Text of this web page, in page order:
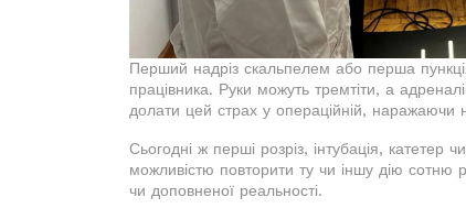
Перший надріз скальпелем або перша
працівника. Руки можуть тремтіти, а
долати цей страх у операційній,
Сьогодні ж перші розріз, інтубація, катетер
можливістю повторити ту чи іншу дію сотню
чи доповненої реальності.